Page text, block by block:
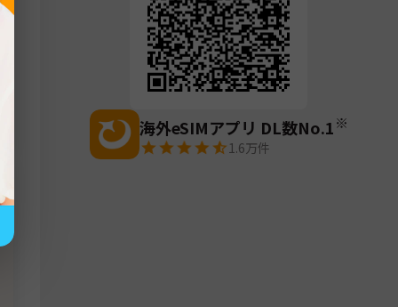
海外eSIMアプリ DL数No.1※
1.6万件